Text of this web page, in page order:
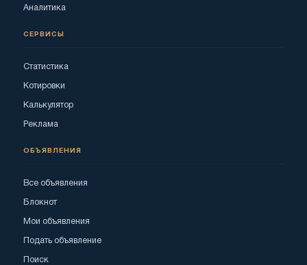
Аналитика
СЕРВИСЫ
Статистика
Котировки
Калькулятор
Реклама
ОБЪЯВЛЕНИЯ
Все объявления
Блокнот
Мои объявления
Подать объявление
Поиск